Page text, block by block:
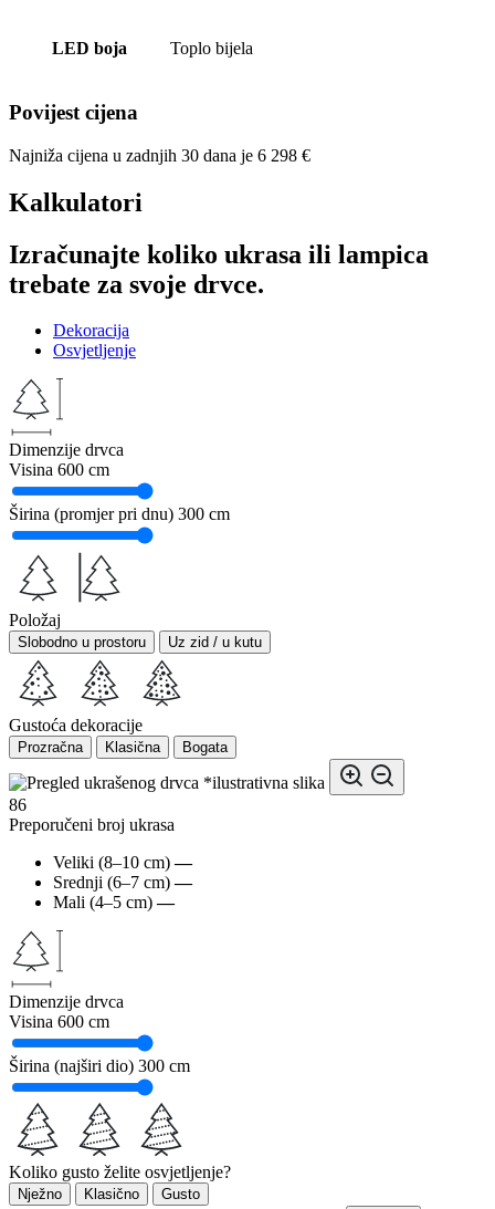
LED boja Toplo bijela
Povijest cijena
Najniža cijena u zadnjih 30 dana je 6 298 €
Kalkulatori
Izračunajte koliko ukrasa ili lampica
trebate za svoje drvce.
Dekoracija
Osvjetljenje
Dimenzije drvca
Visina 600 cm
Širina (promjer pri dnu) 300 cm
Položaj
Slobodno u prostoru Uz zid / u kutu
Gustoća dekoracije
Prozračna Klasična Bogata
*ilustrativna slika
86
Preporučeni broj ukrasa
Veliki (8–10 cm) —
Srednji (6–7 cm) —
Mali (4–5 cm) —
Dimenzije drvca
Visina 600 cm
Širina (najširi dio) 300 cm
Koliko gusto želite osvjetljenje?
Nježno Klasično Gusto